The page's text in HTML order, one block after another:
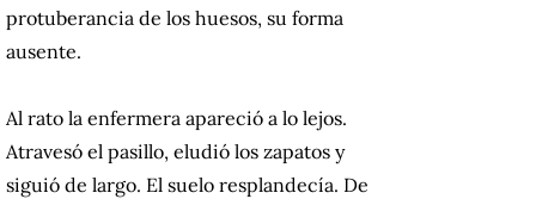
protuberancia de los huesos, su forma
ausente.
Al rato la enfermera apareció a lo lejos.
Atravesó el pasillo, eludió los zapatos y
siguió de largo. El suelo resplandecía. De